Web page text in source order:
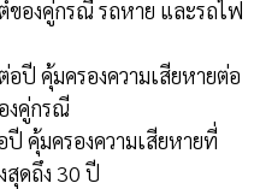
องคู่กรณี รถหาย และรถไฟ
ปี คุ้มครองความเสียหายต่อ
งคู่กรณี
คุ้มครองความเสียหายที่
สุดถึง 30 ปี